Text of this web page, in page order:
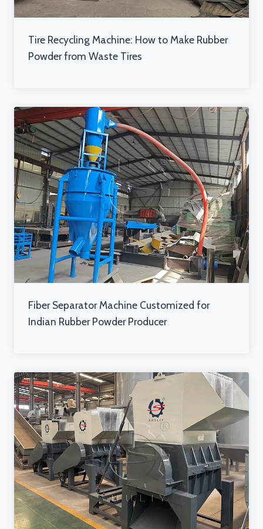
Tire Recycling Machine: How to Make Rubber
Powder from Waste Tires
Fiber Separator Machine Customized for
Indian Rubber Powder Producer